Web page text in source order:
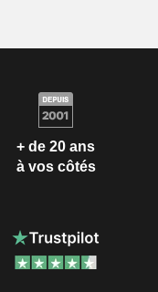
+ de 20 ans
à vos côtés